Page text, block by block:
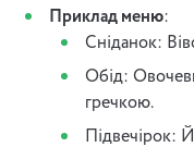
Приклад меню:
Сніданок:
Обід:
гречкою.
Підвечірок: